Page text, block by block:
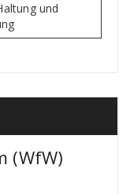
und
(WfW)